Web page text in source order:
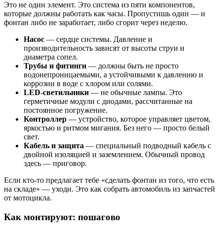
Это не один элемент. Это система из пяти компонентов,
которые должны работать как часы. Пропустишь один — и
фонтан либо не заработает, либо сгорит через неделю.
Насос — сердце системы. Давление и
производительность зависят от высоты струи и
диаметра сопел.
Трубы и фитинги — должны быть не просто
водонепроницаемыми, а устойчивыми к давлению и
коррозии в воде с хлором или солями.
LED-светильники — не обычные лампы. Это
герметичные модули с диодами, рассчитанные на
постоянное погружение.
Контроллер — устройство, которое управляет цветом,
яркостью и ритмом мигания. Без него — просто белый
свет.
Кабель и защита — специальный подводный кабель с
двойной изоляцией и заземлением. Обычный провод
здесь — приговор.
Если кто-то предлагает тебе «сделать фонтан из того, что есть
на складе» — уходи. Это как собрать автомобиль из запчастей
от мотоцикла.
Как монтируют: пошагово